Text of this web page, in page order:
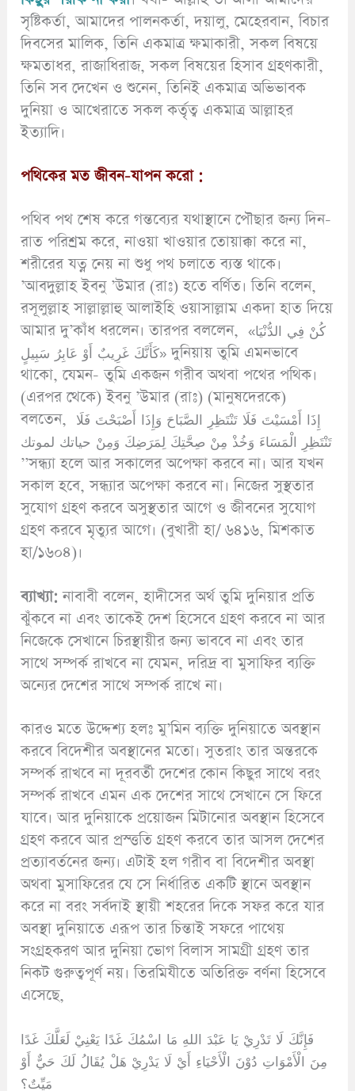
সৃষ্টিকর্তা, আমাদের পালনকর্তা, দয়ালু, মেহেরবান, বিচার
দিবসের মালিক, তিনি একমাত্র ক্ষমাকারী, সকল বিষয়ে
ক্ষমতাধর, রাজাধিরাজ, সকল বিষয়ের হিসাব গ্রহণকারী,
তিনি সব দেখেন ও শুনেন, তিনিই একমাত্র অভিভাবক
দুনিয়া ও আখেরাতে সকল কর্তৃত্ব একমাত্র আল্লাহর
ইত্যাদি।
পথিকের মত জীবন-যাপন করো :
পথিব পথ শেষ করে গন্তব্যের যথাস্থানে পৌছার জন্য দিন-
রাত পরিশ্রম করে, নাওয়া খাওয়ার তোয়াক্কা করে না,
শরীরের যত্ন নেয় না শুধু পথ চলাতে ব্যস্ত থাকে।
’আবদুল্লাহ ইবনু ’উমার (রাঃ) হতে বর্ণিত। তিনি বলেন,
রসূলুল্লাহ সাল্লাল্লাহু আলাইহি ওয়াসাল্লাম একদা হাত দিয়ে
আমার দু’কাঁধ ধরলেন। তারপর বললেন, «كُنْ فِي الدُّنْيَا
كَأَنَّكَ غَرِيبٌ أَوْ عَابِرُ سَبِيلٍ» দুনিয়ায় তুমি এমনভাবে
থাকো, যেমন- তুমি একজন গরীব অথবা পথের পথিক।
(এরপর থেকে) ইবনু ’উমার (রাঃ) (মানুষদেরকে)
বলতেন, إِذَا أَمْسَيْتَ فَلَا تَنْتَظِرِ الصَّبَاحَ وَإِذَا أَصْبَحْتَ فَلَا
تَنْتَظِرِ الْمَسَاءَ وَخُذْ مِنْ صِحَّتِكَ لِمَرَضِكَ وَمِنْ حياتك لموتك
’’সন্ধ্যা হলে আর সকালের অপেক্ষা করবে না। আর যখন
সকাল হবে, সন্ধ্যার অপেক্ষা করবে না। নিজের সুস্থতার
সুযোগ গ্রহণ করবে অসুস্থতার আগে ও জীবনের সুযোগ
গ্রহণ করবে মৃত্যুর আগে। (বুখারী হা/ ৬৪১৬, মিশকাত
হা/১৬০৪)।
ব্যাখ্যা: নাবাবী বলেন, হাদীসের অর্থ তুমি দুনিয়ার প্রতি
ঝুঁকবে না এবং তাকেই দেশ হিসেবে গ্রহণ করবে না আর
নিজেকে সেখানে চিরস্থায়ীর জন্য ভাববে না এবং তার
সাথে সম্পর্ক রাখবে না যেমন, দরিদ্র বা মুসাফির ব্যক্তি
অন্যের দেশের সাথে সম্পর্ক রাখে না।
কারও মতে উদ্দেশ্য হলঃ মু’মিন ব্যক্তি দুনিয়াতে অবস্থান
করবে বিদেশীর অবস্থানের মতো। সুতরাং তার অন্তরকে
সম্পর্ক রাখবে না দূরবর্তী দেশের কোন কিছুর সাথে বরং
সম্পর্ক রাখবে এমন এক দেশের সাথে সেখানে সে ফিরে
যাবে। আর দুনিয়াকে প্রয়োজন মিটানোর অবস্থান হিসেবে
গ্রহণ করবে আর প্রস্ত্ততি গ্রহণ করবে তার আসল দেশের
প্রত্যাবর্তনের জন্য। এটাই হল গরীব বা বিদেশীর অবস্থা
অথবা মুসাফিরের যে সে নির্ধারিত একটি স্থানে অবস্থান
করে না বরং সর্বদাই স্থায়ী শহরের দিকে সফর করে যার
অবস্থা দুনিয়াতে এরূপ তার চিন্তাই সফরে পাথেয়
সংগ্রহকরণ আর দুনিয়া ভোগ বিলাস সামগ্রী গ্রহণ তার
নিকট গুরুত্বপূর্ণ নয়। তিরমিযীতে অতিরিক্ত বর্ণনা হিসেবে
এসেছে,
فَإِنَّكَ لَا تَدْرِيْ يَا عَبْدَ اللهِ مَا اسْمُكَ غَدًا يَعْنِيْ لَعَلَّكَ غَدًا
مِنَ الْأَمْوَاتِ دُوْنَ الْأَحْيَاءِ أَيْ لَا يَدْرِيْ هَلْ يُقَالُ لَكَ حَيٌّ أَوْ
مَيِّتٌ؟